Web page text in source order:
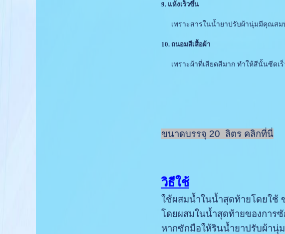
9. แห้งเร็วขึ้น
เพราะสารในน้ำยาปรับผ้านุ่มมีคุณสมบั
10. ถนอมสีเสื้อผ้า
เพราะผ้าที่เสียดสีมาก ทำให้สีนั้นซีดเร็
ขนาดบรรจุ 20 ลิตร คลิกที่นี่
วิธีใช้
ใช้ผสมน้ำในน้ำสุดท้ายโดยใช้
โดยผสมในน้ำสุดท้ายของการซั
หากซักมือให้รินน้ำยาปรับผ้านุ่